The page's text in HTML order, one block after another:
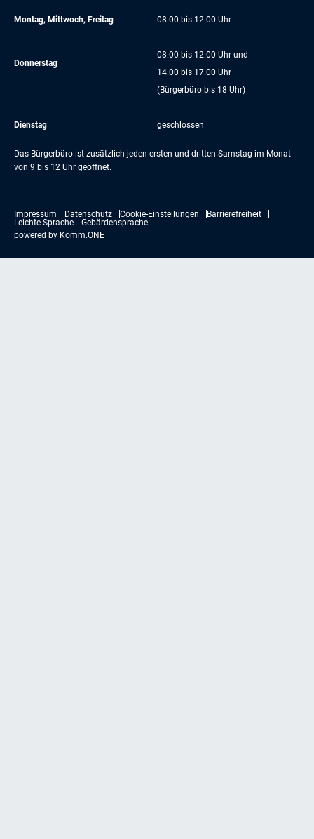
Montag, Mittwoch, Freitag 08.00 bis 12.00 Uhr
Donnerstag
08.00 bis 12.00 Uhr und
14.00 bis 17.00 Uhr
(Bürgerbüro bis 18 Uhr)
Dienstag geschlossen
Das Bürgerbüro ist zusätzlich jeden ersten und dritten Samstag im Monat
von 9 bis 12 Uhr geöffnet.
Impressum Datenschutz Cookie-Einstellungen
Barrierefreiheit
Leichte Sprache
Gebärdensprache
powered by Komm.ONE